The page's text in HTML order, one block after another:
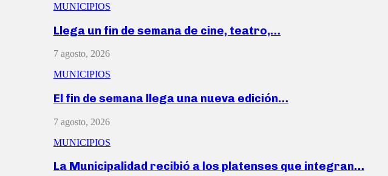
MUNICIPIOS
Llega un fin de semana de cine, teatro,…
7 agosto, 2026
MUNICIPIOS
El fin de semana llega una nueva edición…
7 agosto, 2026
MUNICIPIOS
La Municipalidad recibió a los platenses que integran…